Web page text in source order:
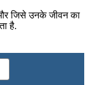
जिसे उनके जीवन का
है.